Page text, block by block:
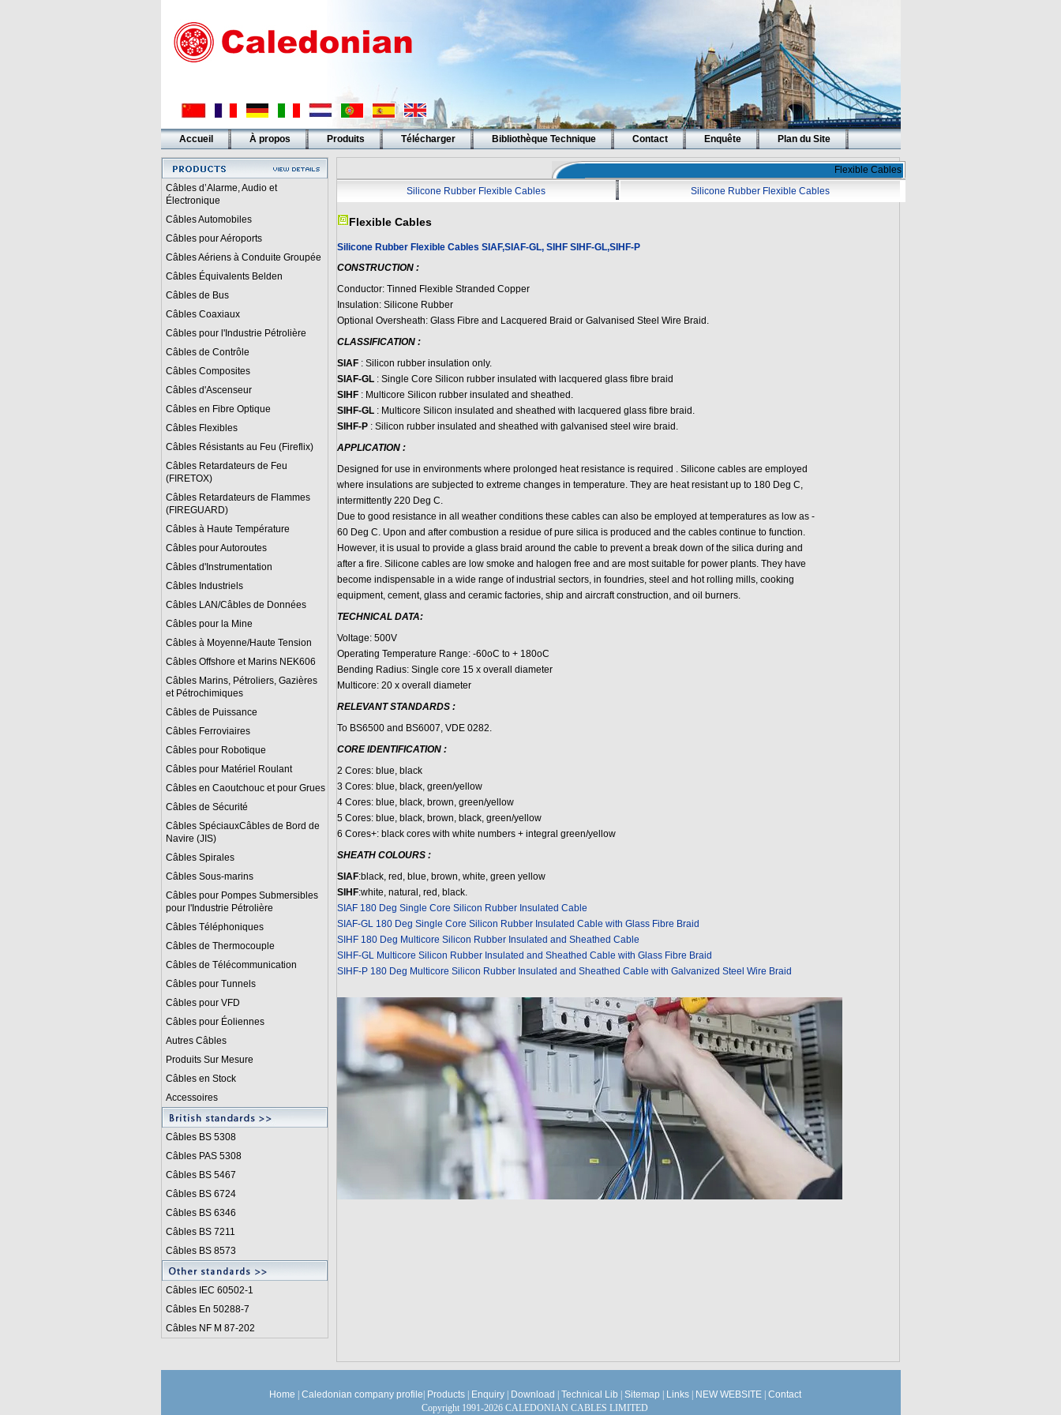
Accueil À propos Produits Télécharger Bibliothèque Technique Contact Enquête
Plan du Site
Liens
Câbles d’Alarme, Audio et
Électronique
Câbles Automobiles
Câbles pour Aéroports
Câbles Aériens à Conduite Groupée
Câbles Équivalents Belden
Câbles de Bus
Câbles Coaxiaux
Câbles pour l'Industrie Pétrolière
Câbles de Contrôle
Câbles Composites
Câbles d'Ascenseur
Câbles en Fibre Optique
Câbles Flexibles
Câbles Résistants au Feu (Fireflix)
Câbles Retardateurs de Feu
(FIRETOX)
Câbles Retardateurs de Flammes
(FIREGUARD)
Câbles à Haute Température
Câbles pour Autoroutes
Câbles d'Instrumentation
Câbles Industriels
Câbles LAN/Câbles de Données
Câbles pour la Mine
Câbles à Moyenne/Haute Tension
Câbles Offshore et Marins NEK606
Câbles Marins, Pétroliers, Gazières
et Pétrochimiques
Câbles de Puissance
Câbles Ferroviaires
Câbles pour Robotique
Câbles pour Matériel Roulant
Câbles en Caoutchouc et pour Grues
Câbles de Sécurité
Câbles SpéciauxCâbles de Bord de
Navire (JIS)
Câbles Spirales
Câbles Sous-marins
Câbles pour Pompes Submersibles
pour l'Industrie Pétrolière
Câbles Téléphoniques
Câbles de Thermocouple
Câbles de Télécommunication
Câbles pour Tunnels
Câbles pour VFD
Câbles pour Éoliennes
Autres Câbles
Produits Sur Mesure
Câbles en Stock
Accessoires
Câbles BS 5308
Câbles PAS 5308
Câbles BS 5467
Câbles BS 6724
Câbles BS 6346
Câbles BS 7211
Câbles BS 8573
Câbles IEC 60502-1
Câbles En 50288-7
Câbles NF M 87-202
Flexible Cables
Silicone Rubber Flexible Cables
Silicone Rubber Flexible Cables
Flexible Cables
Silicone Rubber Flexible Cables SIAF,SIAF-GL, SIHF SIHF-GL,SIHF-P
CONSTRUCTION :
Conductor: Tinned Flexible Stranded Copper
Insulation: Silicone Rubber
Optional Oversheath: Glass Fibre and Lacquered Braid or Galvanised Steel Wire Braid.
CLASSIFICATION :
SIAF : Silicon rubber insulation only.
SIAF-GL : Single Core Silicon rubber insulated with lacquered glass fibre braid
SIHF : Multicore Silicon rubber insulated and sheathed.
SIHF-GL : Multicore Silicon insulated and sheathed with lacquered glass fibre braid.
SIHF-P : Silicon rubber insulated and sheathed with galvanised steel wire braid.
APPLICATION :
Designed for use in environments where prolonged heat resistance is required . Silicone cables are employed
where insulations are subjected to extreme changes in temperature. They are heat resistant up to 180 Deg C,
intermittently 220 Deg C.
Due to good resistance in all weather conditions these cables can also be employed at temperatures as low as -
60 Deg C. Upon and after combustion a residue of pure silica is produced and the cables continue to function.
However, it is usual to provide a glass braid around the cable to prevent a break down of the silica during and
after a fire. Silicone cables are low smoke and halogen free and are most suitable for power plants. They have
become indispensable in a wide range of industrial sectors, in foundries, steel and hot rolling mills, cooking
equipment, cement, glass and ceramic factories, ship and aircraft construction, and oil burners.
TECHNICAL DATA:
Voltage: 500V
Operating Temperature Range: -60oC to + 180oC
Bending Radius: Single core 15 x overall diameter
Multicore: 20 x overall diameter
RELEVANT STANDARDS:
To BS6500 and BS6007, VDE 0282.
CORE IDENTIFICATION:
2 Cores: blue, black
3 Cores: blue, black, green/yellow
4 Cores: blue, black, brown, green/yellow
5 Cores: blue, black, brown, black, green/yellow
6 Cores+: black cores with white numbers + integral green/yellow
SHEATH COLOURS :
SIAF:black, red, blue, brown, white, green yellow
SIHF:white, natural, red, black.
SIAF 180 Deg Single Core Silicon Rubber Insulated Cable
SIAF-GL 180 Deg Single Core Silicon Rubber Insulated Cable with Glass Fibre Braid
SIHF 180 Deg Multicore Silicon Rubber Insulated and Sheathed Cable
SIHF-GL Multicore Silicon Rubber Insulated and Sheathed Cable with Glass Fibre Braid
SIHF-P 180 Deg Multicore Silicon Rubber Insulated and Sheathed Cable with Galvanized Steel Wire Braid
Home Caledonian company profile Products Enquiry| Download Technical Lib Sitemap Links NEW WEBSITE
Contact
Copyright 1991-2026 CALEDONIAN CABLES LIMITED